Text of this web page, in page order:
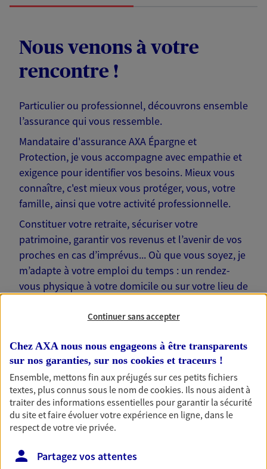
Nous venons à votre
rencontre !
Particulier ou professionnel, découvrons ensemble
l’assurance qui vous ressemble.
Mandataire d'assurance AXA Épargne et
Protection, je vous accompagne avec empathie et
exigence pour identifier vos besoins. Mieux vous
connaître, c'est mieux vous protéger, vous, votre
famille, ainsi que votre activité professionnelle.
Constituer votre retraite, sécuriser votre
patrimoine, garantir vos revenus et l’avenir de vos
proches en cas d’imprévus... Où que vous soyez, je
m’adapte à votre emploi du temps : un rendez-
vous physique à votre domicile ou sur votre lieu de
Nos offres phares
Épargne
Réalisez vos projets grâce à votre épargne : achat
immobilier, études des enfants ou voyage autour
Continuer sans accepter
Chez AXA nous nous engageons à être transparents
sur nos garanties, sur nos cookies et traceurs !
Ensemble, mettons fin aux préjugés sur ces petits fichiers
textes, plus connus sous le nom decookies. Ils nous aident à
traiter des informations essentielles pour garantir la sécurité
du site et faire évoluer votre expérience en ligne, dans le
respect de votre vie privée.
Partagez vos attentes